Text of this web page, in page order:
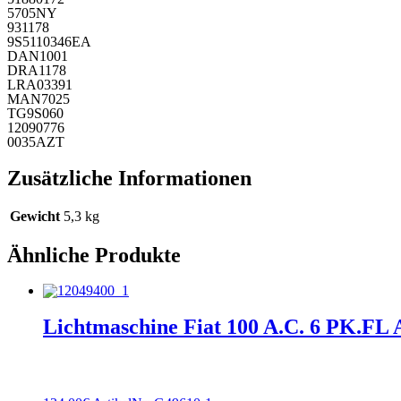
5705NY
931178
9S5110346EA
DAN1001
DRA1178
LRA03391
MAN7025
TG9S060
12090776
0035AZT
Zusätzliche Informationen
Gewicht 5,3 kg
Ähnliche Produkte
Lichtmaschine Fiat 100 A.C. 6 PK.FL